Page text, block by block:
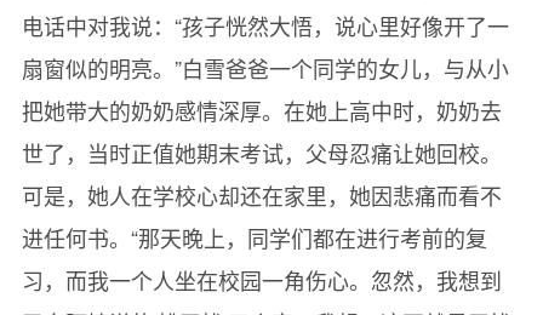
电话中对我说：“孩子恍然大悟，说心里好像开了一
扇窗似的明亮。”白雪爸爸一个同学的女儿，与从小
把她带大的奶奶感情深厚。在她上高中时，奶奶去
世了，当时正值她期末考试，父母忍痛让她回校。
可是，她人在学校心却还在家里，她因悲痛而看不
进任何书。“那天晚上，同学们都在进行考前的复
习，而我一个人坐在校园一角伤心。忽然，我想到